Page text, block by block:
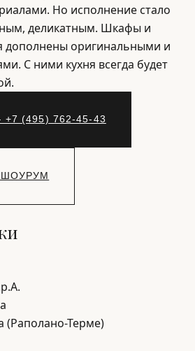
Но исполнение стало
деликатным. Шкафы и
дополнены оригинальными и
С ними кухня всегда будет
(495) 762-45-43
ШОУРУМ
(Раполано-Терме)